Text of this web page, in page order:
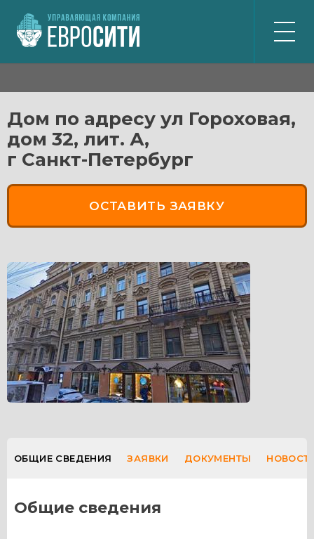
ДОМА
КОМПАНИЯ
КОНТАКТЫ
ЖИТЕЛЯМ
ПО ВСЕМ ВОПРОСАМ
АВАРИЙНАЯ
+7 (812) 318-01-27
ЛИЧНЫЙ КАБИНЕТ
ВЕРСИЯ
ДЛЯ СЛАБОВИДЯЩИХ
Дом по адресу ул Гороховая,
дом 32, лит. А,
г Санкт-Петербург
ОСТАВИТЬ ЗАЯВКУ
ОБЩИЕ СВЕДЕНИЯ ЗАЯВКИ ДОКУМЕНТЫ
Общие сведения